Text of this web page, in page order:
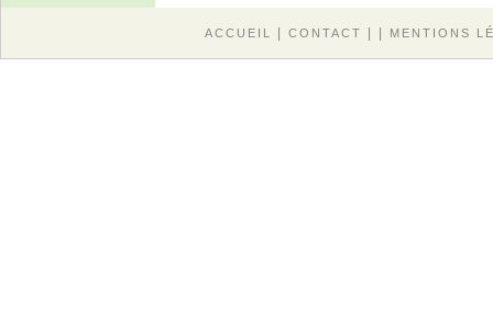
ACCUEIL | CONTACT | | MENTIONS